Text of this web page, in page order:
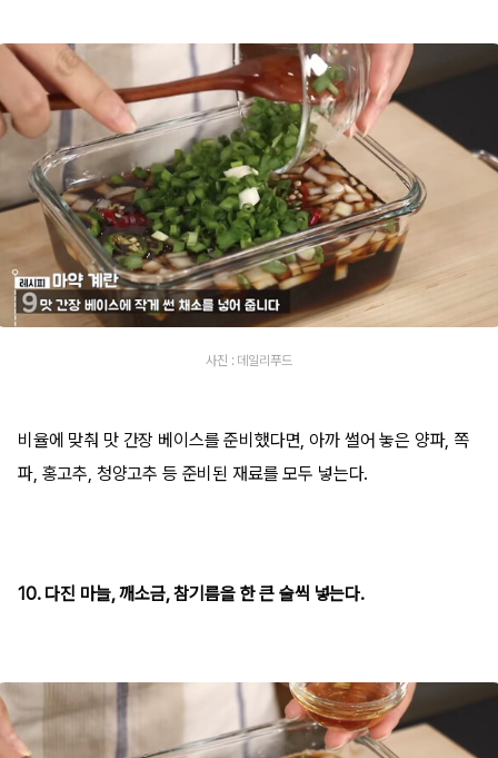
사진 : 데일리푸드
비율에 맞춰 맛 간장 베이스를 준비했다면, 아까 썰어 놓은 양파, 쪽
파, 홍고추, 청양고추 등 준비된 재료를 모두 넣는다.
10. 다진 마늘, 깨소금, 참기름을 한 큰 술씩 넣는다.